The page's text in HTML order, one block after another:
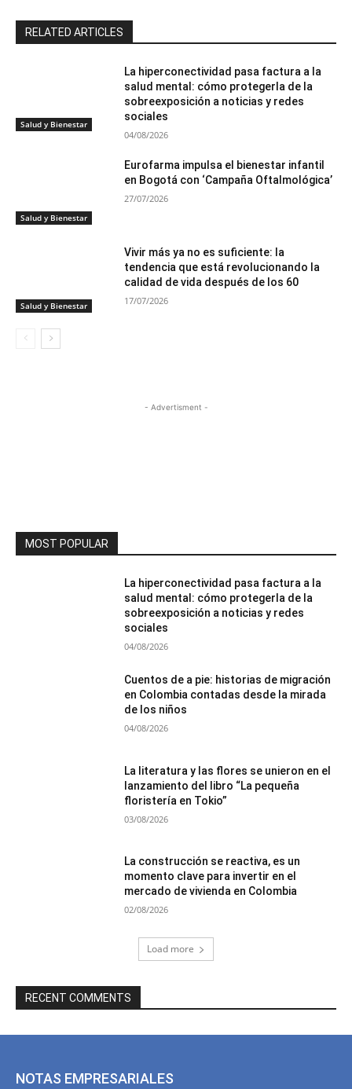
RELATED ARTICLES
Salud y Bienestar
La hiperconectividad pasa factura a la
salud mental: cómo protegerla de la
sobreexposición a noticias y redes
sociales
04/08/2026
Salud y Bienestar
Eurofarma impulsa el bienestar infantil
en Bogotá con ‘Campaña Oftalmológica’
27/07/2026
Salud y Bienestar
Vivir más ya no es suficiente: la
tendencia que está revolucionando la
calidad de vida después de los 60
17/07/2026
- Advertisment -
MOST POPULAR
La hiperconectividad pasa factura a la
salud mental: cómo protegerla de la
sobreexposición a noticias y redes
sociales
04/08/2026
Cuentos de a pie: historias de migración
en Colombia contadas desde la mirada
de los niños
04/08/2026
La literatura y las flores se unieron en el
lanzamiento del libro “La pequeña
floristería en Tokio”
03/08/2026
La construcción se reactiva, es un
momento clave para invertir en el
mercado de vivienda en Colombia
02/08/2026
Load more
RECENT COMMENTS
NOTAS EMPRESARIALES